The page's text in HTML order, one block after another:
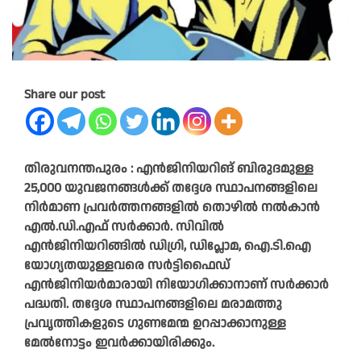
Share our post
തിരുവനന്തപുരം : എൻജിനിയറിങ്‌ ബിരുദമുള്ള
25,000 യുവജനങ്ങൾക്ക്‌ തദ്ദേശ സ്ഥാപനങ്ങളിലെ
നിർമാണ പ്രവർത്തനങ്ങളിൽ തൊഴിൽ നൽകാൻ
എൽ.ഡി.എഫ്‌ സർക്കാർ. സിവിൽ
എൻജിനിയറിങ്ങിൽ ഡിഗ്രി, ഡിപ്ലോമ, ഐ.ടി.ഐ
യോഗ്യതയുള്ളവരെ സർട്ടിഫൈഡ്
എൻജിനിയർമാരായി നിയോഗിക്കാനാണ്‌ സർക്കാർ
പദ്ധതി. തദ്ദേശ സ്ഥാപനങ്ങളിലെ മരാമത്തു
പ്രവൃത്തികളുടെ ഗുണമേന്മ ഉറപ്പാക്കാനുള്ള
മേൽനോട്ടം ഇവർക്കായിരിക്കും.